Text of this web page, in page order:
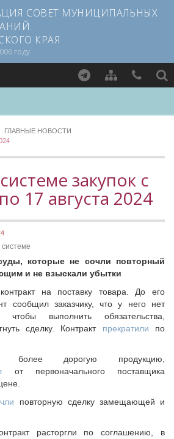
СОВЕТ МУНИЦИПАЛЬНЫХ
КРАЯ
году
о местном самоуправлении
ПРАВЛЕНИЙ, КОМИТЕТОВ
СОВЕТА
данных
муниципальных образований
ГЛАВНЫЕ НОВОСТИ
закупок с
17 августа 2024
системе
которые не сочли повторный
и не взыскали убытки
на поставку товара. До его
сообщил заказчику, что у него нет
чтобы выполнить обязательства,
сделку. Контракт прекратили по
дорогую продукцию,
от первоначального поставщика
повторную сделку замещающей и
расторгли по соглашению, в